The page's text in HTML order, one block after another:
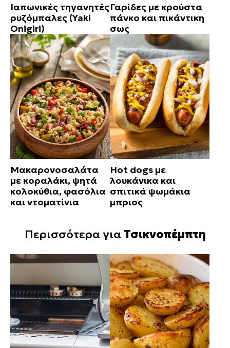
Ιαπωνικές τηγανητές
ρυζόμπαλες (Yaki
Onigiri)
Γαρίδες με κρούστα
πάνκο και πικάντικη
σως
Μακαρονοσαλάτα
με κοραλάκι, ψητά
κολοκύθια, φασόλια
και ντοματίνια
Hot dogs με
λουκάνικα και
σπιτικά ψωμάκια
μπριος
Περισσότερα για Τσικνοπέμπτη